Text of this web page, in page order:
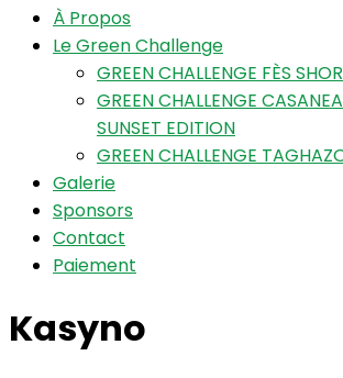
À Propos
Le Green Challenge
GREEN CHALLENGE FÈS
GREEN CHALLENGE
SUNSET EDITION
GREEN CHALLENGE
Galerie
Sponsors
Contact
Paiement
Kasyno